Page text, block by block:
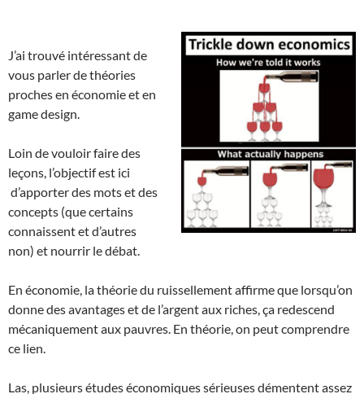
J’ai trouvé intéressant de
vous parler de théories
proches en économie et en
game design.
Loin de vouloir faire des
leçons, l’objectif est ici
d’apporter des mots et des
concepts (que certains
connaissent et d’autres
non) et nourrir le débat.
En économie, la théorie du ruissellement affirme que lorsqu’on
donne des avantages et de l’argent aux riches, ça redescend
mécaniquement aux pauvres. En théorie, on peut comprendre
ce lien.
Las, plusieurs études économiques sérieuses démentent assez